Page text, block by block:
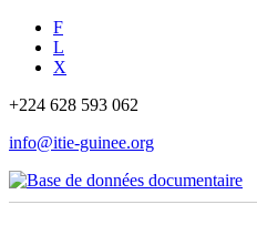
F
L
X
+224 628 593 062
info@itie-guinee.org